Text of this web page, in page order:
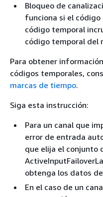
Bloqueo de
funciona si el
código temporal
código temporal del
Para obtener
códigos temporales,
marcas de tiempo.
Siga esta instrucción:
Para un canal que
error de entrada
que elija el conjunto
obtenga los datos
En el caso de un